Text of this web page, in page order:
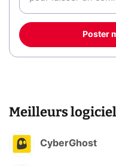
Poster
Meilleurs
CyberGhost